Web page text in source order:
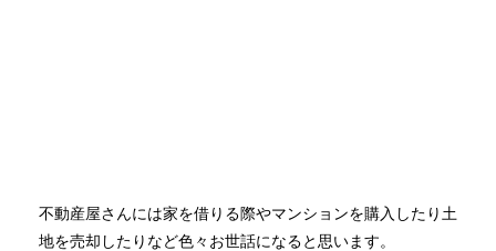
不動産屋さんには家を借りる際やマンションを購入したり土
地を売却したりなど色々お世話になると思います。